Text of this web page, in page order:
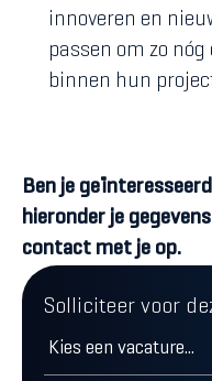
innoveren en
passen om zo
binnen hun
Ben je
hieronder je
contact met je op.
Solliciteer voor